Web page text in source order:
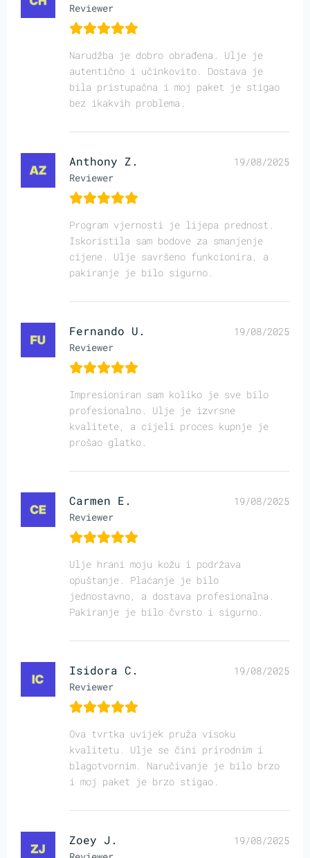
Reviewer
Narudžba je dobro obrađena. Ulje je
autentično i učinkovito. Dostava je
bila pristupačna i moj paket je stigao
bez ikakvih problema.
Anthony Z.
Reviewer
19/08/2025
Program vjernosti je lijepa prednost.
Iskoristila sam bodove za smanjenje
cijene. Ulje savršeno funkcionira, a
pakiranje je bilo sigurno.
Fernando U.
Reviewer
19/08/2025
Impresioniran sam koliko je sve bilo
profesionalno. Ulje je izvrsne
kvalitete, a cijeli proces kupnje je
prošao glatko.
Carmen E.
Reviewer
19/08/2025
Ulje hrani moju kožu i podržava
opuštanje. Plaćanje je bilo
jednostavno, a dostava profesionalna.
Pakiranje je bilo čvrsto i sigurno.
Isidora C.
Reviewer
19/08/2025
Ova tvrtka uvijek pruža visoku
kvalitetu. Ulje se čini prirodnim i
blagotvornim. Naručivanje je bilo brzo
i moj paket je brzo stigao.
Zoey J. 19/08/2025